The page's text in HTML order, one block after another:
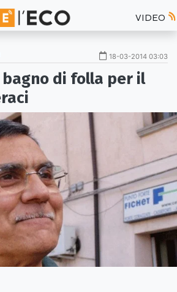
VIDEO
18-03-2014 03:03
bagno di folla per il